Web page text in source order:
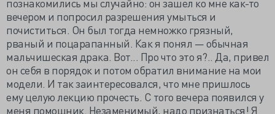
вечером и попросил разрешения умыться и
почиститься. Он был тогда немножко грязный,
рваный и поцарапанный. Как я понял — обычная
мальчишеская драка. Вот... Про что это я?.. Да, привел
он себя в порядок и потом обратил внимание на мои
модели. И так заинтересовался, что мне пришлось
ему целую лекцию прочесть. С того вечера появился у
меня помощник. Незаменимый, надо признаться! Я